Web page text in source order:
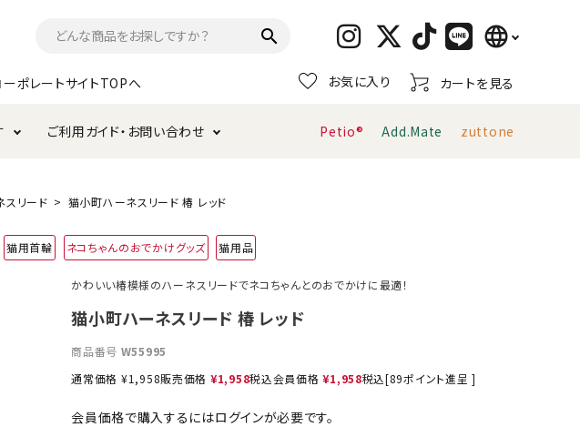
search language
日本語
English
ーポレートサイトTOPへ お気に入り カートを見る
お手入れ・ケア用品
サークル・ケージ
服・ウェア
替え・交換パーツ
トイレタリー・消臭剤
キャリーバッグ
首輪・ハーネス
極上
けりぐるみ特集
デンタルおもちゃ
ご利用ガイド・お問い合わせ
ご注文方法について
Petio® Add.Mate zuttone
スリード 猫小町ハーネスリード 椿 レッド
猫用首輪 ネコちゃんのおでかけグッズ 猫用品
かわいい椿模様のハーネスリードでネコちゃんとのおでかけに最適！
猫小町ハーネスリード 椿 レッド
商品番号 W55995
通常価格 ¥1,958販売価格 ¥1,958税込会員価格 ¥1,958税込[89ポイント進呈 ]
会員価格で購入するにはログインが必要です。